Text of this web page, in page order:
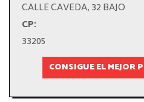
CALLE CAVEDA, 32 BAJO
CP:
33205
CONSIGUE EL MEJOR